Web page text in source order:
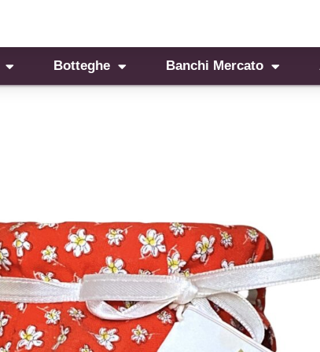
Botteghe Banchi Mercato